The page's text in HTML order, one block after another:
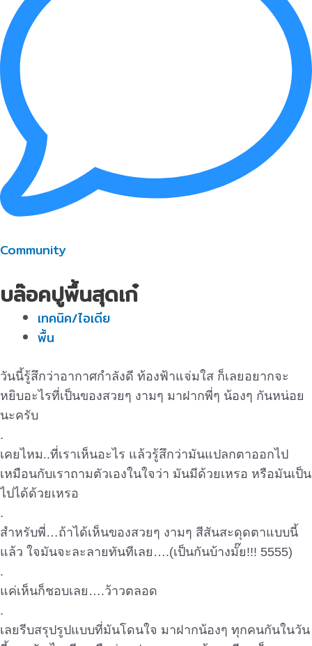
Community
บล๊อคปูพื้นสุดเก๋
เทคนิค/ไอเดีย
พื้น
วันนี้รู้สึกว่าอากาศกำลังดี ท้องฟ้าแจ่มใส ก็เลยอยากจะ
หยิบอะไรที่เป็นของสวยๆ งามๆ มาฝากพี่ๆ น้องๆ กันหน่อย
นะครับ
.
เคยไหม..ที่เราเห็นอะไร แล้วรู้สึกว่ามันแปลกตาออกไป
เหมือนกับเราถามตัวเองในใจว่า มันมีด้วยเหรอ หรือมันเป็น
ไปได้ด้วยเหรอ
.
สำหรับพี่…ถ้าได้เห็นของสวยๆ งามๆ สีสันสะดุดตาแบบนี้
แล้ว ใจมันจะละลายทันทีเลย….(เป็นกันบ้างมั๊ย!!! 5555)
.
แค่เห็นก็ชอบเลย….ว้าวตลอด
.
เลยรีบสรุปรูปแบบที่มันโดนใจ มาฝากน้องๆ ทุกคนกันในวัน